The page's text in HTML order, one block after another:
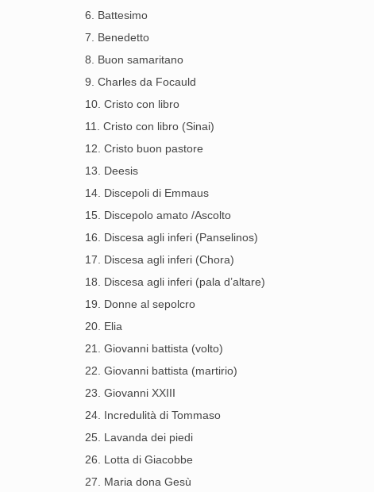
6. Battesimo
7. Benedetto
8. Buon samaritano
9. Charles da Focauld
10. Cristo con libro
11. Cristo con libro (Sinai)
12. Cristo buon pastore
13. Deesis
14. Discepoli di Emmaus
15. Discepolo amato /Ascolto
16. Discesa agli inferi (Panselinos)
17. Discesa agli inferi (Chora)
18. Discesa agli inferi (pala d’altare)
19. Donne al sepolcro
20. Elia
21. Giovanni battista (volto)
22. Giovanni battista (martirio)
23. Giovanni XXIII
24. Incredulità di Tommaso
25. Lavanda dei piedi
26. Lotta di Giacobbe
27. Maria dona Gesù